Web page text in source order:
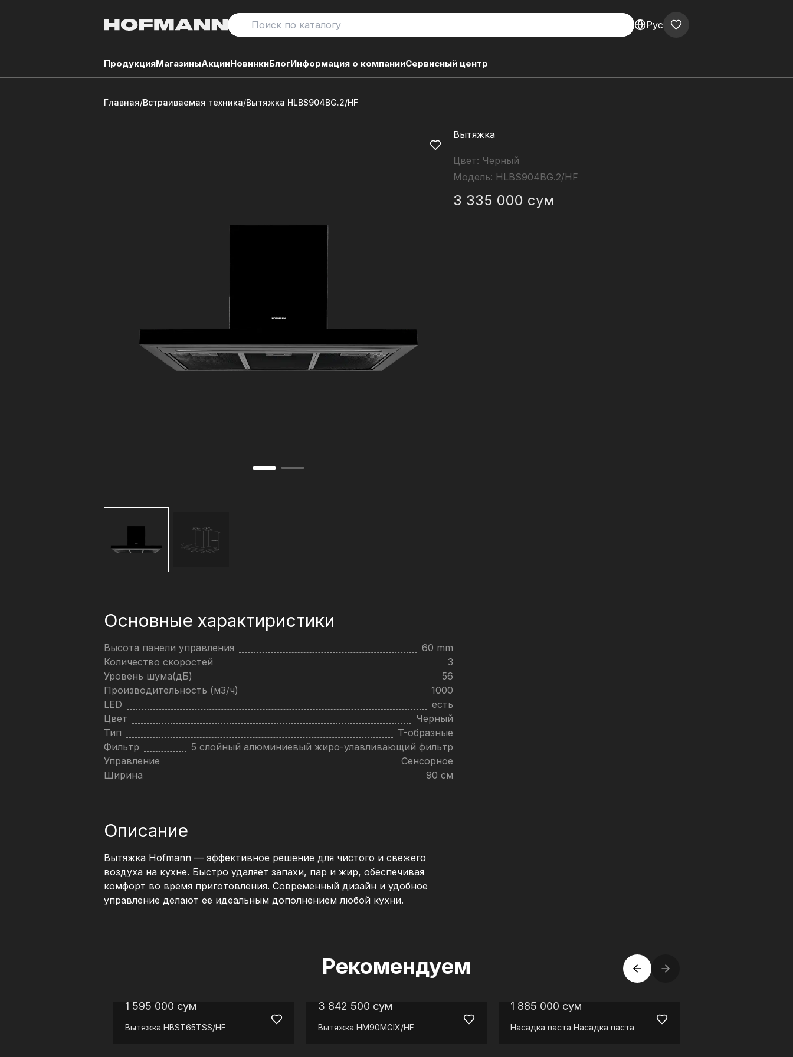
Рус
ПродукцияМагазиныАкцииНовинкиБлогИнформация о компанииСервисный центр
Главная/Встраиваемая техника/Вытяжка HLBS904BG.2/HF
Основные характиристики
Высота панели управления
60 mm
Количество скоростей
3
Уровень шума(дБ)
56
Производительность (м3/ч)
1000
LED
есть
Цвет
Черный
Тип
T-образные
Фильтр
5 слойный алюминиевый жиро-улавливающий фильтр
Управление
Сенсорное
Ширина
90 см
Описание
Вытяжка Hofmann — эффективное решение для чистого и свежего
воздуха на кухне. Быстро удаляет запахи, пар и жир, обеспечивая
комфорт во время приготовления. Современный дизайн и удобное
управление делают её идеальным дополнением любой кухни.
Вытяжка
Цвет: Черный
Модель: HLBS904BG.2/HF
3 335 000 сум
Рекомендуем
1 595 000 сум
Вытяжка HBST65TSS/HF
3 842 500 сум
Вытяжка HM90MGIX/HF
1 885 000 сум
Насадка паста Насадка паста